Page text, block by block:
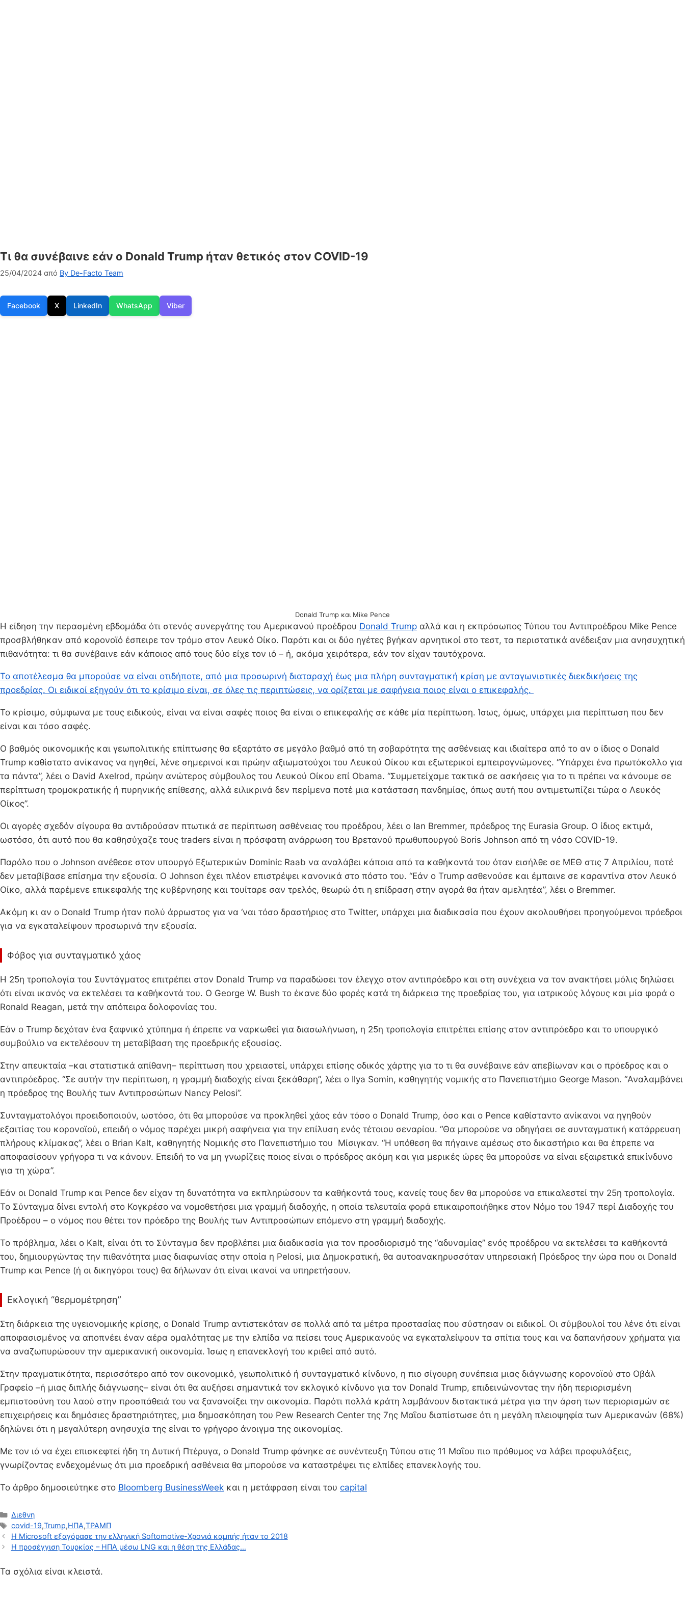
Τι θα συνέβαινε εάν ο Donald Trump ήταν θετικός στον COVID-19
25/04/2024 από By De-Facto Team
Facebook X LinkedIn WhatsApp Viber
Donald Trump και Mike Pence
Η είδηση την περασμένη εβδομάδα ότι στενός συνεργάτης του Αμερικανού προέδρου Donald Trump αλλά και η εκπρόσωπος Τύπου του Αντιπροέδρου Mike Pence
προσβλήθηκαν από κορονοϊό έσπειρε τον τρόμο στον Λευκό Οίκο. Παρότι και οι δύο ηγέτες βγήκαν αρνητικοί στο τεστ, τα περιστατικά ανέδειξαν μια ανησυχητική
πιθανότητα: τι θα συνέβαινε εάν κάποιος από τους δύο είχε τον ιό – ή, ακόμα χειρότερα, εάν τον είχαν ταυτόχρονα.
Το αποτέλεσμα θα μπορούσε να είναι οτιδήποτε, από μια προσωρινή διαταραχή έως μια πλήρη συνταγματική κρίση με ανταγωνιστικές διεκδικήσεις της
προεδρίας. Οι ειδικοί εξηγούν ότι το κρίσιμο είναι, σε όλες τις περιπτώσεις, να ορίζεται με σαφήνεια ποιος είναι ο επικεφαλής.
Το κρίσιμο, σύμφωνα με τους ειδικούς, είναι να είναι σαφές ποιος θα είναι ο επικεφαλής σε κάθε μία περίπτωση. Ίσως, όμως, υπάρχει μια περίπτωση που δεν
είναι και τόσο σαφές.
Ο βαθμός οικονομικής και γεωπολιτικής επίπτωσης θα εξαρτάτο σε μεγάλο βαθμό από τη σοβαρότητα της ασθένειας και ιδιαίτερα από το αν ο ίδιος ο Donald
Trump καθίστατο ανίκανος να ηγηθεί, λένε σημερινοί και πρώην αξιωματούχοι του Λευκού Οίκου και εξωτερικοί εμπειρογνώμονες. “Υπάρχει ένα πρωτόκολλο για
τα πάντα”, λέει ο David Axelrod, πρώην ανώτερος σύμβουλος του Λευκού Οίκου επί Obama. “Συμμετείχαμε τακτικά σε ασκήσεις για το τι πρέπει να κάνουμε σε
περίπτωση τρομοκρατικής ή πυρηνικής επίθεσης, αλλά ειλικρινά δεν περίμενα ποτέ μια κατάσταση πανδημίας, όπως αυτή που αντιμετωπίζει τώρα ο Λευκός
Οίκος”.
Οι αγορές σχεδόν σίγουρα θα αντιδρούσαν πτωτικά σε περίπτωση ασθένειας του προέδρου, λέει ο Ian Bremmer, πρόεδρος της Eurasia Group. Ο ίδιος εκτιμά,
ωστόσο, ότι αυτό που θα καθησύχαζε τους traders είναι η πρόσφατη ανάρρωση του Βρετανού πρωθυπουργού Boris Johnson από τη νόσο COVID-19.
Παρόλο που ο Johnson ανέθεσε στον υπουργό Εξωτερικών Dominic Raab να αναλάβει κάποια από τα καθήκοντά του όταν εισήλθε σε ΜΕΘ στις 7 Απριλίου, ποτέ
δεν μεταβίβασε επίσημα την εξουσία. Ο Johnson έχει πλέον επιστρέψει κανονικά στο πόστο του. “Εάν ο Trump ασθενούσε και έμπαινε σε καραντίνα στον Λευκό
Οίκο, αλλά παρέμενε επικεφαλής της κυβέρνησης και τουίταρε σαν τρελός, θεωρώ ότι η επίδραση στην αγορά θα ήταν αμελητέα”, λέει ο Bremmer.
Ακόμη κι αν ο Donald Trump ήταν πολύ άρρωστος για να ‘ναι τόσο δραστήριος στο Twitter, υπάρχει μια διαδικασία που έχουν ακολουθήσει προηγούμενοι πρόεδροι
για να εγκαταλείψουν προσωρινά την εξουσία.
Φόβος για συνταγματικό χάος
Η 25η τροπολογία του Συντάγματος επιτρέπει στον Donald Trump να παραδώσει τον έλεγχο στον αντιπρόεδρο και στη συνέχεια να τον ανακτήσει μόλις δηλώσει
ότι είναι ικανός να εκτελέσει τα καθήκοντά του. Ο George W. Bush το έκανε δύο φορές κατά τη διάρκεια της προεδρίας του, για ιατρικούς λόγους και μία φορά ο
Ronald Reagan, μετά την απόπειρα δολοφονίας του.
Εάν ο Trump δεχόταν ένα ξαφνικό χτύπημα ή έπρεπε να ναρκωθεί για διασωλήνωση, η 25η τροπολογία επιτρέπει επίσης στον αντιπρόεδρο και το υπουργικό
συμβούλιο να εκτελέσουν τη μεταβίβαση της προεδρικής εξουσίας.
Στην απευκταία –και στατιστικά απίθανη– περίπτωση που χρειαστεί, υπάρχει επίσης οδικός χάρτης για το τι θα συνέβαινε εάν απεβίωναν και ο πρόεδρος και ο
αντιπρόεδρος. “Σε αυτήν την περίπτωση, η γραμμή διαδοχής είναι ξεκάθαρη”, λέει ο Ilya Somin, καθηγητής νομικής στο Πανεπιστήμιο George Mason. “Αναλαμβάνει
η πρόεδρος της Βουλής των Αντιπροσώπων Nancy Pelosi”.
Συνταγματολόγοι προειδοποιούν, ωστόσο, ότι θα μπορούσε να προκληθεί χάος εάν τόσο ο Donald Trump, όσο και ο Pence καθίσταντο ανίκανοι να ηγηθούν
εξαιτίας του κορονοϊού, επειδή ο νόμος παρέχει μικρή σαφήνεια για την επίλυση ενός τέτοιου σεναρίου. “Θα μπορούσε να οδηγήσει σε συνταγματική κατάρρευση
πλήρους κλίμακας”, λέει ο Brian Kalt, καθηγητής Νομικής στο Πανεπιστήμιο του Μίσιγκαν. “Η υπόθεση θα πήγαινε αμέσως στο δικαστήριο και θα έπρεπε να
αποφασίσουν γρήγορα τι να κάνουν. Επειδή το να μη γνωρίζεις ποιος είναι ο πρόεδρος ακόμη και για μερικές ώρες θα μπορούσε να είναι εξαιρετικά επικίνδυνο
για τη χώρα”.
Εάν οι Donald Trump και Pence δεν είχαν τη δυνατότητα να εκπληρώσουν τα καθήκοντά τους, κανείς τους δεν θα μπορούσε να επικαλεστεί την 25η τροπολογία.
Το Σύνταγμα δίνει εντολή στο Κογκρέσο να νομοθετήσει μια γραμμή διαδοχής, η οποία τελευταία φορά επικαιροποιήθηκε στον Νόμο του 1947 περί Διαδοχής του
Προέδρου – ο νόμος που θέτει τον πρόεδρο της Βουλής των Αντιπροσώπων επόμενο στη γραμμή διαδοχής.
Το πρόβλημα, λέει ο Kalt, είναι ότι το Σύνταγμα δεν προβλέπει μια διαδικασία για τον προσδιορισμό της “αδυναμίας” ενός προέδρου να εκτελέσει τα καθήκοντά
του, δημιουργώντας την πιθανότητα μιας διαφωνίας στην οποία η Pelosi, μια Δημοκρατική, θα αυτοανακηρυσσόταν υπηρεσιακή Πρόεδρος την ώρα που οι Donald
Trump και Pence (ή οι δικηγόροι τους) θα δήλωναν ότι είναι ικανοί να υπηρετήσουν.
Εκλογική “θερμομέτρηση”
Στη διάρκεια της υγειονομικής κρίσης, ο Donald Trump αντιστεκόταν σε πολλά από τα μέτρα προστασίας που σύστησαν οι ειδικοί. Οι σύμβουλοί του λένε ότι είναι
αποφασισμένος να αποπνέει έναν αέρα ομαλότητας με την ελπίδα να πείσει τους Αμερικανούς να εγκαταλείψουν τα σπίτια τους και να δαπανήσουν χρήματα για
να αναζωπυρώσουν την αμερικανική οικονομία. Ίσως η επανεκλογή του κριθεί από αυτό.
Στην πραγματικότητα, περισσότερο από τον οικονομικό, γεωπολιτικό ή συνταγματικό κίνδυνο, η πιο σίγουρη συνέπεια μιας διάγνωσης κορονοϊού στο Οβάλ
Γραφείο –ή μιας διπλής διάγνωσης– είναι ότι θα αυξήσει σημαντικά τον εκλογικό κίνδυνο για τον Donald Trump, επιδεινώνοντας την ήδη περιορισμένη
εμπιστοσύνη του λαού στην προσπάθειά του να ξανανοίξει την οικονομία. Παρότι πολλά κράτη λαμβάνουν διστακτικά μέτρα για την άρση των περιορισμών σε
επιχειρήσεις και δημόσιες δραστηριότητες, μια δημοσκόπηση του Pew Research Center της 7ης Μαΐου διαπίστωσε ότι η μεγάλη πλειοψηφία των Αμερικανών (68%)
δηλώνει ότι η μεγαλύτερη ανησυχία της είναι το γρήγορο άνοιγμα της οικονομίας.
Με τον ιό να έχει επισκεφτεί ήδη τη Δυτική Πτέρυγα, ο Donald Trump φάνηκε σε συνέντευξη Τύπου στις 11 Μαΐου πιο πρόθυμος να λάβει προφυλάξεις,
γνωρίζοντας ενδεχομένως ότι μια προεδρική ασθένεια θα μπορούσε να καταστρέψει τις ελπίδες επανεκλογής του.
To άρθρο δημοσιεύτηκε στο Bloomberg BusinessWeek και η μετάφραση είναι του capital
Κατηγορίες
Διεθνη
Ετικέτες
covid-19,Trump,ΗΠΑ,ΤΡΑΜΠ
Η Microsoft εξαγόρασε την ελληνική Softomotive-Χρονιά καμπής ήταν το 2018
Η προσέγγιση Τουρκίας – ΗΠΑ μέσω LNG και η θέση της Ελλάδας…
Τα σχόλια είναι κλειστά.